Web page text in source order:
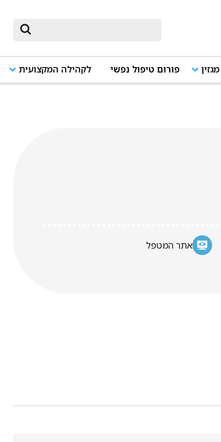
מגזין פורום טיפול נפשי לקהילה המקצועית
אתר המטפל